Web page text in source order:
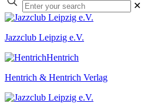
✕
Jazzclub Leipzig e.V.
Hentrich & Hentrich Verlag